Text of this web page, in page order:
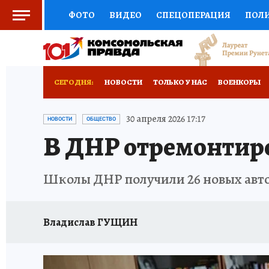
ФОТО ВИДЕО СПЕЦОПЕРАЦИЯ
СОЦПОДДЕРЖКА НАУКА СПОРТ
ГИД ПОТРЕБИТЕЛЯ РАДИО КП
СЕГОДНЯ: НОВОСТИ ТОЛЬКО У НАС ВОЕНКОРЫ
НОВОРОССИЯ АФИША
НОВОСТИ ОБЩЕСТВО 30 апреля 2026 17:17
В ДНР
Школы ДНР получили 26 новых
Владислав ГУЩИН